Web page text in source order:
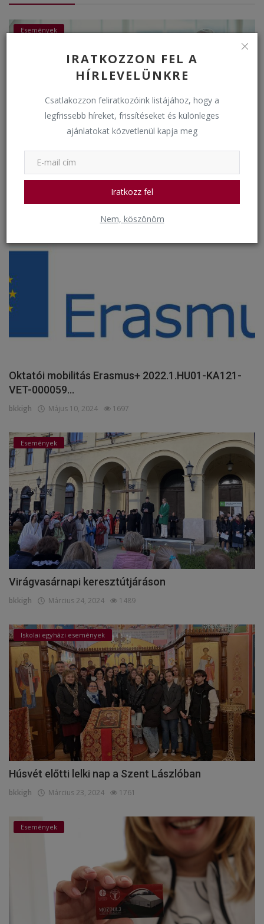
IRATKOZZON FEL A
HÍRLEVELÜNKRE
Csatlakozzon feliratkozóink listájához, hogy a
legfrissebb híreket, frissítéseket és különleges
ajánlatokat közvetlenül kapja meg
Iratkozz fel
Nem, köszönöm
Események
Csecsemőgondozási versenyt nyert a
Csodacsapat!
bkkigh Május 17, 2024 1733
Oktatói mobilitás Erasmus+ 2022.1.HU01-KA121-
VET-000059...
bkkigh Május 10, 2024 1697
Események
Virágvasárnapi keresztútjáráson
bkkigh Március 24, 2024 1489
Iskolai egyházi események
Húsvét előtti lelki nap a Szent Lászlóban
bkkigh Március 23, 2024 1761
Események